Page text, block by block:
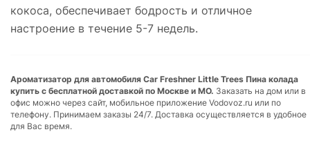
кокоса, обеспечивает бодрость и отличное
настроение в течение 5-7 недель.
Ароматизатор для автомобиля Car Freshner Little Trees Пина колада
купить с бесплатной доставкой по Москве и МО. Заказать на дом или в
офис можно через сайт, мобильное приложение Vodovoz.ru или по
телефону. Принимаем заказы 24/7. Доставка осуществляется в удобное
для Вас время.